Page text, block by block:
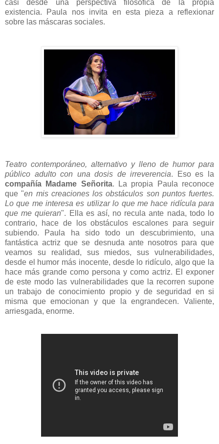
casi desde una perspectiva filosófica de la propia
existencia. Paula nos invita en esta pieza a reflexionar
sobre las máscaras sociales.
Teatro contemporáneo, alternativo y lleno de humor para
público adulto con una dosis de irreverencia. Eso es la
compañía Madame Señorita. La propia Paula reconoce
que "en mis creaciones los obstáculos son puntos fuertes.
Lo que me interesa es utilizar lo que me hace ridícula para
que me quieran". Ella es así, no recula ante nada, todo lo
contrario, hace de los obstáculos escalones para seguir
subiendo.
Paula ha sido todo un descubrimiento, una
fantástica actriz que se desnuda ante nosotros para que
veamos su realidad, sus miedos, sus vulnerabilidades,
desde el humor más inocente, desde lo ridículo, algo que la
hace más grande como persona y como actriz. El exponer
de este modo las vulnerabilidades que la recorren supone
un trabajo de conocimiento propio y de seguridad en si
misma que emocionan y que la engrandecen. Valiente,
arriesgada, enorme.